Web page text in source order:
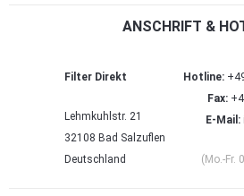
ANSCHRIFT &
Filter Direkt
Lehmkuhlstr. 21
32108 Bad Salzuflen
Deutschland
Hotline:
Fax:
E-Mail:
(Mo.-Fr.